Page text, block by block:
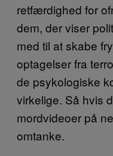
retfærdighed for
dem, der viser
med til at skabe
optagelser fra
de psykologiske
virkelige. Så hvis
mordvideoer på
omtanke.